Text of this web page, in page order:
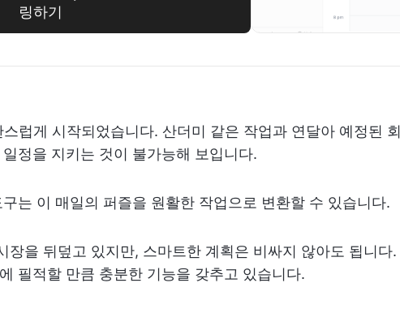
링하기
럽게 시작되었습니다. 산더미 같은 작업과 연달아 예정된 회
정을 지키는 것이 불가능해 보입니다.
는 이 매일의 퍼즐을 원활한 작업으로 변환할 수 있습니다.
장을 뒤덮고 있지만, 스마트한 계획은 비싸지 않아도 됩니다.
필적할 만큼 충분한 기능을 갖추고 있습니다.